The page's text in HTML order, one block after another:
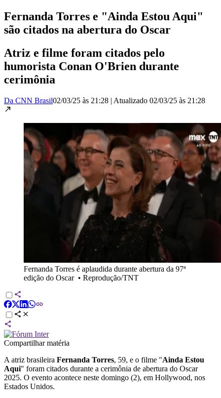
Fernanda Torres e "Ainda Estou Aqui"
são citados na abertura do Oscar
Atriz e filme foram citados pelo
humorista Conan O'Brien durante
cerimônia
Da CNN Brasil02/03/25 às 21:28 | Atualizado 02/03/25 às 21:28
Fernanda Torres é aplaudida durante abertura da 97ª
edição do Oscar• Reprodução/TNT
Compartilhar matéria
A atriz brasileira Fernanda Torres, 59, e o filme "Ainda Estou
Aqui" foram citados durante a cerimônia de abertura do Oscar
2025. O evento acontece neste domingo (2), em Hollywood, nos
Estados Unidos.